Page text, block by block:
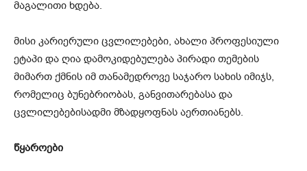
მაგალითი ხდება.
მისი კარიერული ცვლილებები, ახალი პროფესიული
ეტაპი და ღია დამოკიდებულება პირადი თემების
მიმართ ქმნის იმ თანამედროვე საჯარო სახის იმიჯს,
რომელიც ბუნებრიობას, განვითარებასა და
ცვლილებებისადმი მზადყოფნას აერთიანებს.
წყაროები